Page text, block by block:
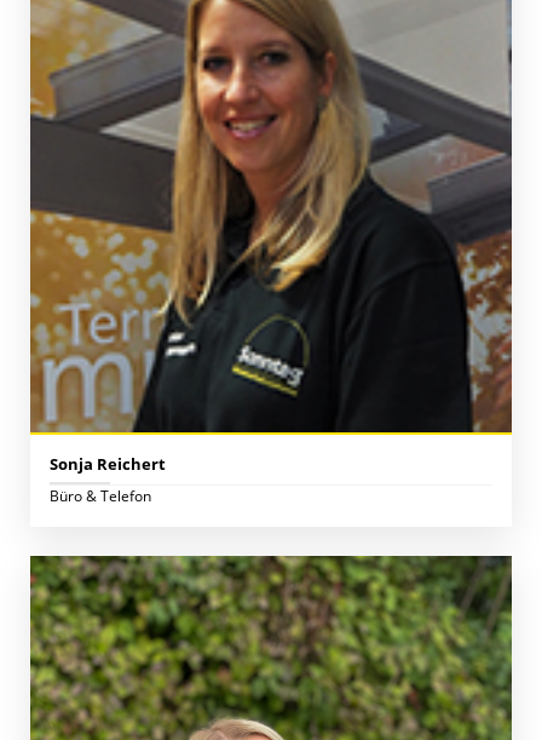
Sonja Reichert
Büro & Telefon